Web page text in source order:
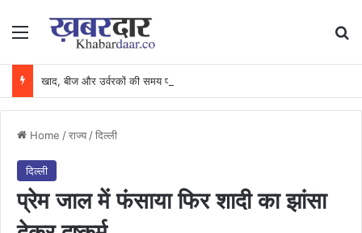
Menu
Home /राज्य /दिल्ली
दिल्ली
प्रेम जाल में फंसाया फिर शादी का झांसा